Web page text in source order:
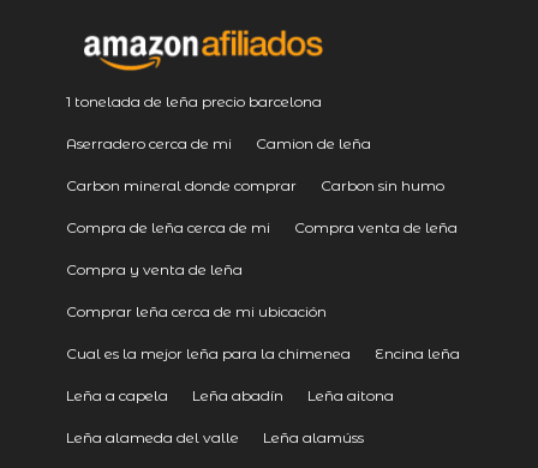
1 tonelada de leña precio barcelona
Aserradero cerca de mi Camion de leña
Carbon mineral donde comprar Carbon sin humo
Compra de leña cerca de mi Compra venta de leña
Compra y venta de leña
Comprar leña cerca de mi ubicación
Cual es la mejor leña para la chimenea Encina leña
Leña a capela Leña abadín Leña aitona
Leña alameda del valle Leña alamúss